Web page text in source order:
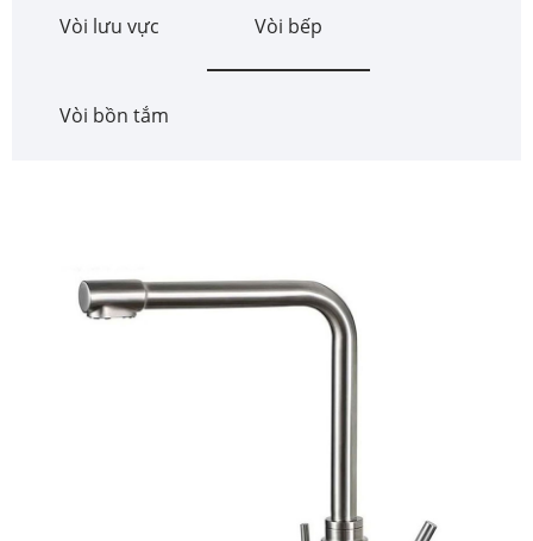
Vòi lưu vực Vòi bếp
Vòi bồn tắm